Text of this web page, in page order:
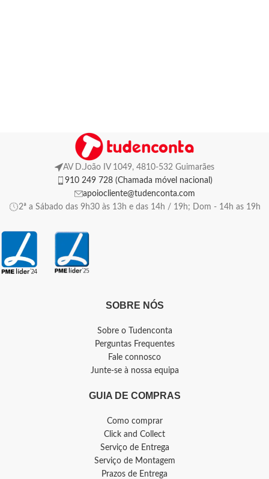
AV D.João IV 1049, 4810-532 Guimarães
910 249 728 (Chamada móvel nacional)
apoiocliente@tudenconta.com
2ª a Sábado das 9h30 às 13h e das 14h / 19h; Dom - 14h as 19h
SOBRE NÓS
Sobre o Tudenconta
Perguntas Frequentes
Fale connosco
Junte-se à nossa equipa
GUIA DE COMPRAS
Como comprar
Click and Collect
Serviço de Entrega
Serviço de Montagem
Prazos de Entrega